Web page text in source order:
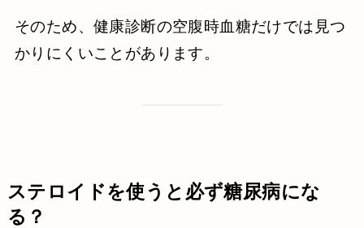
そのため、健康診断の空腹時血糖だけでは見つ
かりにくいことがあります。
ステロイドを使うと必ず糖尿病にな
る？